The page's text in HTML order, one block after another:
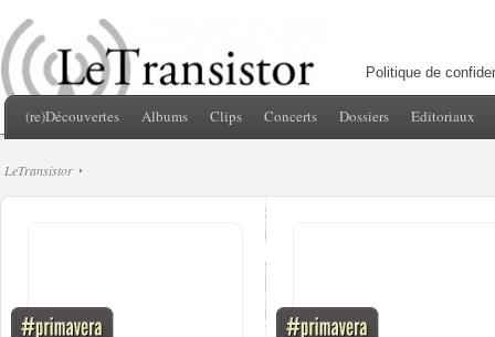
Politique de
(re)Découvertes Albums Clips Concerts Dossiers Editoriaux
LeTransistor